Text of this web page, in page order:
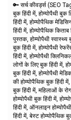
🔑 सर्च कीवर्ड्स (SEO
बुक हिंदी में, होम्योपैथी बुक
हिंदी में, होम्योपैथिक
हिंदी में, होम्योपैथिक किताब
पुस्तक, होम्योपैथी स्वास्थ्य
बुक हिंदी में, होम्योपैथी
हिंदी में, होम्योपैथी
लोगों के लिए बुक हिंदी में,
बुक हिंदी में, होम्योपैथी
की होम्योपैथिक बुक हिंदी में,
बुक हिंदी में, महिलाओं के रोग
होम्योपैथी बुक हिंदी में,
हिंदी में, ऑनलाइन
हिंदी में, बेस्ट होम्योपैथिक